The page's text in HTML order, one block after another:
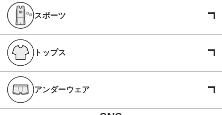
スポーツ
トップス
アンダーウェア